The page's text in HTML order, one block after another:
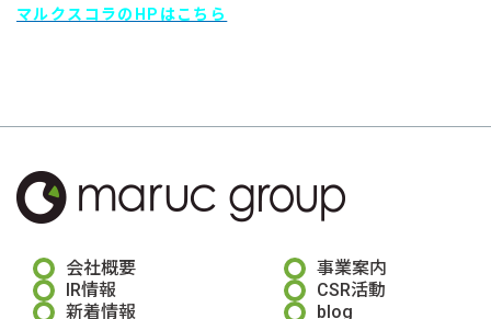
マルクスコラのHPはこちら
会社概要
事業案内
IR情報
CSR活動
新着情報
blog